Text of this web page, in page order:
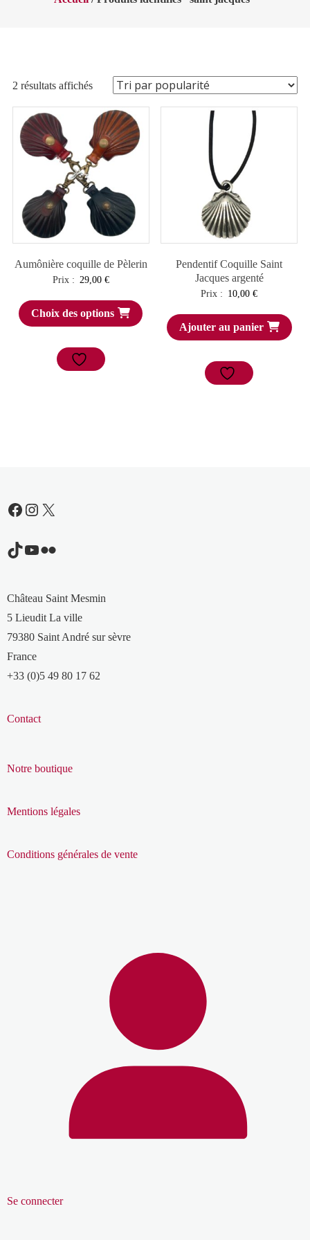
2 résultats affichésTrié
par
popularité
Aumônière coquille de Pèlerin
Prix : 29,00 €
Choix des options
Pendentif Coquille Saint
Jacques argenté
Prix : 10,00€
Ajouter au panier
Facebook
Instagram
X
TikTok
YouTube
Flickr
Château Saint Mesmin
5 Lieudit La ville
79380 Saint André sur sèvre
France
+33 (0)5 49 80 17 62
Contact
Notre boutique
Mentions légales
Conditions générales de vente
Se connecter